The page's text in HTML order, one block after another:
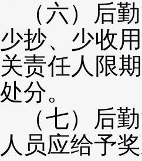
（六）后
少抄、少收
关责任人限
处分。
（七）后
人员应给予奖